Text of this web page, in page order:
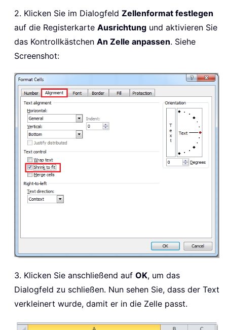
2. Klicken Sie im Dialogfeld Zellenformat festlegen
auf die Registerkarte Ausrichtung und aktivieren Sie
das Kontrollkästchen An Zelle anpassen. Siehe
Screenshot:
3. Klicken Sie anschließend auf OK, um das
Dialogfeld zu schließen. Nun sehen Sie, dass der Text
verkleinert wurde, damit er in die Zelle passt.